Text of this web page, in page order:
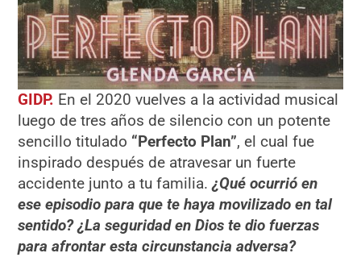
GIDP. En el 2020 vuelves a la actividad musical
luego de tres años de silencio con un potente
sencillo titulado “Perfecto Plan”, el cual fue
inspirado después de atravesar un fuerte
accidente junto a tu familia.¿Qué ocurrió en
ese episodio para que te haya movilizado en tal
sentido? ¿La seguridad en Dios te dio fuerzas
para afrontar esta circunstancia adversa?